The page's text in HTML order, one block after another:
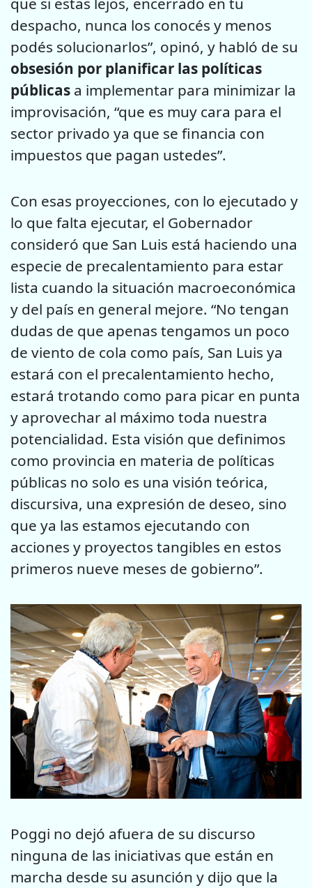
despacho, nunca los conocés y menos
podés solucionarlos”, opinó, y habló de su
obsesión por planificar las políticas
públicas a implementar para minimizar la
improvisación, “que es muy cara para el
sector privado ya que se financia con
impuestos que pagan ustedes”.
Con esas proyecciones, con lo ejecutado y
lo que falta ejecutar, el Gobernador
consideró que San Luis está haciendo una
especie de precalentamiento para estar
lista cuando la situación macroeconómica
y del país en general mejore. “No tengan
dudas de que apenas tengamos un poco
de viento de cola como país, San Luis ya
estará con el precalentamiento hecho,
estará trotando como para picar en punta
y aprovechar al máximo toda nuestra
potencialidad. Esta visión que definimos
como provincia en materia de políticas
públicas no solo es una visión teórica,
discursiva, una expresión de deseo, sino
que ya las estamos ejecutando con
acciones y proyectos tangibles en estos
primeros nueve meses de gobierno”.
Poggi no dejó afuera de su discurso
ninguna de las iniciativas que están en
marcha desde su asunción y dijo que la